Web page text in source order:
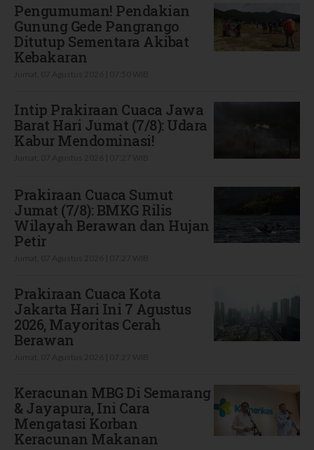
Pengumuman! Pendakian
Gunung Gede Pangrango
Ditutup Sementara Akibat
Kebakaran
Intip Prakiraan Cuaca Jawa
Barat Hari Jumat (7/8): Udara
Kabur Mendominasi!
Prakiraan Cuaca Sumut
Jumat (7/8): BMKG Rilis
Wilayah Berawan dan Hujan
Petir
Prakiraan Cuaca Kota
Jakarta Hari Ini 7 Agustus
2026, Mayoritas Cerah
Berawan
Keracunan MBG Di Semarang
& Jayapura, Ini Cara
Mengatasi Korban
Keracunan Makanan